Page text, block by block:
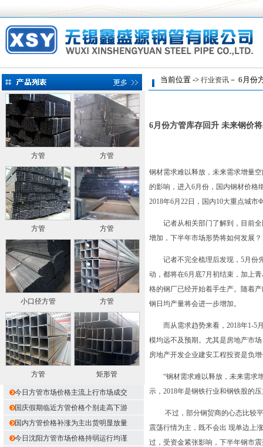
方管 方管
方管 方管
小口径方管 方管
方管 矩形管
今日方管市场价格主流上行市场成交
国庆假期临近方管价格个别走高下游
国内方管价格补涨为主出货明显放量
今日沈阳方管市场价格持弱运行均谨
当前位置 -> 行业资讯 － 6月份
6月份方管库存回升 未来钢价
钢材需求难以释放，未来需求增量
的影响，进入6月份，国内钢材价格
2018年6月22日，国内10大重点城市
记者从相关部门了解到，目前全
增加，下半年市场形势将如何发展？
记者不完全梳理后发现，5月份
动，都将在6月底7月初结束，加上
格的钢厂已经开始着手生产。随着
钢日均产量将会进一步增加。
而从需求趋势来看，2018年1-5月
模均远不及预期。尤其是房地产市
房地产开发企业建安工程投资是负
“钢材需求难以释放，未来需求增
示，2018年是钢铁行业和钢铁股的
不过，部分钢贸商的心态比较平
震荡行情为主，既不会出 现单边上
过，受资金紧张影响，下半年钢市